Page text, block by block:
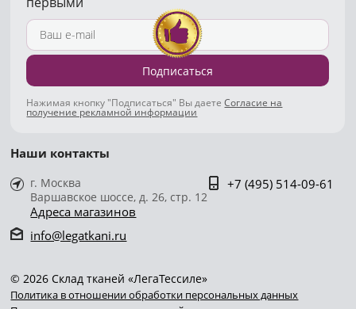
Подписаться
Нажимая кнопку "Подписаться" Вы даетеСогласие на
получение рекламной информации
Наши контакты
г. Москва
Варшавское шоссе, д. 26, стр. 12
Адреса магазинов
+7 (495) 514-09-61
info@legatkani.ru
© 2026 Склад тканей «ЛегаТессиле»
Политика в отношении обработки персональных данных